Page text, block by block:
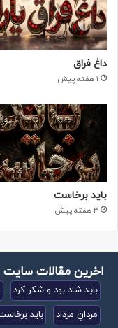
داغ فراق
1 هفته پیش
باید برخاست
3 هفته پیش
اخرین مقالات سایت
باید شاد بود و شکر کرد
مردانِ مرداد
باید